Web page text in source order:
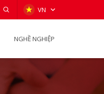
VN
NGHỀ NGHIỆP